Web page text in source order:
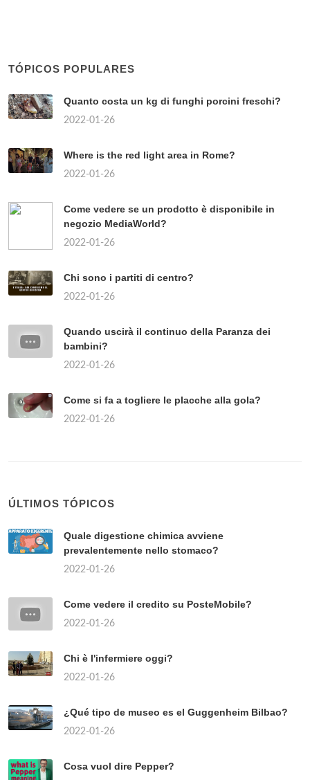
TÓPICOS POPULARES
Quanto costa un kg di funghi porcini freschi?
2022-01-26
Where is the red light area in Rome?
2022-01-26
Come vedere se un prodotto è disponibile in
negozio MediaWorld?
2022-01-26
Chi sono i partiti di centro?
2022-01-26
Quando uscirà il continuo della Paranza dei
bambini?
2022-01-26
Come si fa a togliere le placche alla gola?
2022-01-26
ÚLTIMOS TÓPICOS
Quale digestione chimica avviene
prevalentemente nello stomaco?
2022-01-26
Come vedere il credito su PosteMobile?
2022-01-26
Chi è l'infermiere oggi?
2022-01-26
¿Qué tipo de museo es el Guggenheim Bilbao?
2022-01-26
Cosa vuol dire Pepper?